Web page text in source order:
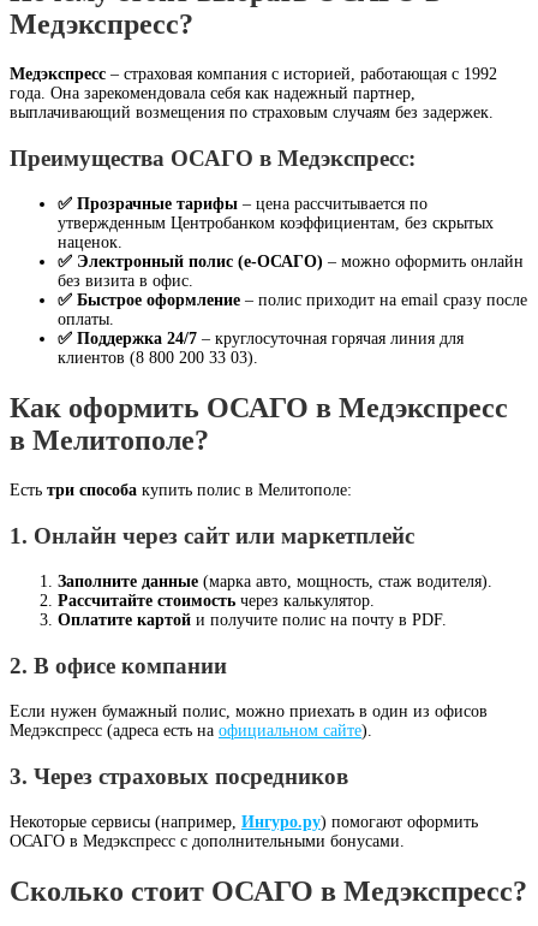
Медэкспресс?
Медэкспресс – страховая компания с историей, работающая с 1992
года. Она зарекомендовала себя как надежный партнер,
выплачивающий возмещения по страховым случаям без задержек.
Преимущества ОСАГО в Медэкспресс:
✅ Прозрачные тарифы – цена рассчитывается по
утвержденным Центробанком коэффициентам, без скрытых
наценок.
✅ Электронный полис (е-ОСАГО) – можно оформить онлайн
без визита в офис.
✅ Быстрое оформление – полис приходит на email сразу после
оплаты.
✅ Поддержка 24/7 – круглосуточная горячая линия для
клиентов (8 800 200 33 03).
Как оформить ОСАГО в Медэкспресс
в Мелитополе?
Есть три способа купить полис в Мелитополе:
1. Онлайн через сайт или маркетплейс
Заполните данные (марка авто, мощность, стаж водителя).
Рассчитайте стоимость через калькулятор.
Оплатите картой и получите полис на почту в PDF.
2. В офисе компании
Если нужен бумажный полис, можно приехать в один из офисов
Медэкспресс (адреса есть на официальном сайте).
3. Через страховых посредников
Некоторые сервисы (например, Ингуро.ру) помогают оформить
ОСАГО в Медэкспресс с дополнительными бонусами.
Сколько стоит ОСАГО в Медэкспресс?